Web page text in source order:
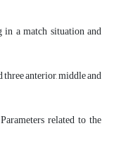
anterior, middle and
related to the